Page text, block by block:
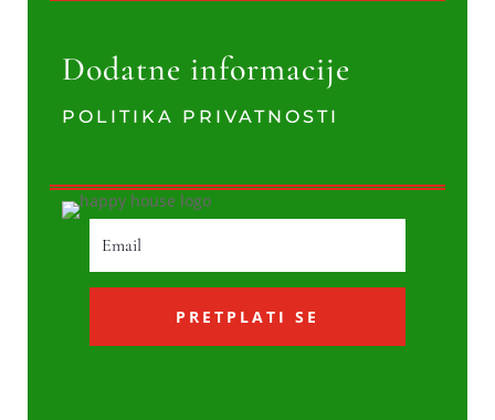
Dodatne informacije
POLITIKA PRIVATNOSTI
PRETPLATI SE